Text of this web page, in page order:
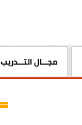
مجـــال التـــدريب